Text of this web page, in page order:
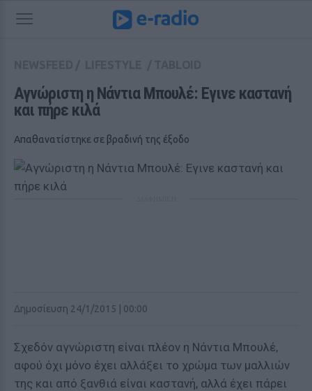
Αγνώριστη η Νάντια Μπουλέ: Εγινε καστανή
και πήρε κιλά
Απαθανατίστηκε σε βραδινή της έξοδο
Δημοσίευση 24/1/2015 | 00:00
Σχεδόν αγνώριστη είναι πλέον η Νάντια Μπουλέ,
αφού όχι μόνο έχει αλλάξει το χρώμα των μαλλιών
της και από ξανθιά είναι καστανή, αλλά έχει πάρει